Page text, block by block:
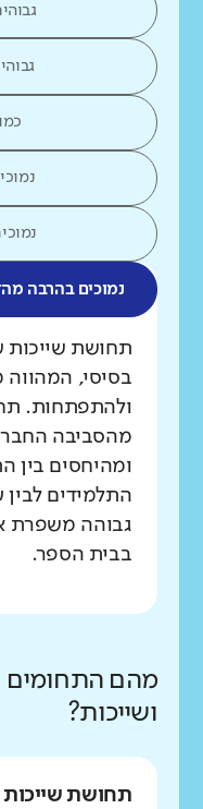
נמוכים בהרבה
מה בדקנו?
תחושת שייכות
בסיסי, המהווה
ולהתפתחות.
מהסביבה
ומהיחסים בין
התלמידים
גבוהה משפרת
בבית הספר.
מהם התחומים
ושייכות?
תחושת שייכות